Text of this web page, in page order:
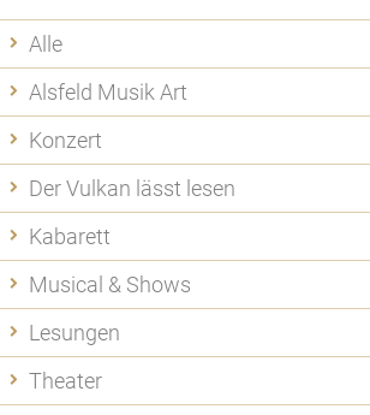
Alle
Alsfeld Musik Art
Konzert
Der Vulkan lässt lesen
Kabarett
Musical & Shows
Lesungen
Theater